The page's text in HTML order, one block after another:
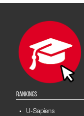
RANKINGS
U-Sapiens